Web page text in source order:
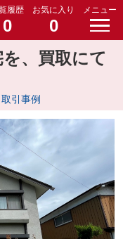
履歴
0
お気に入り
0
メニュー
、買取にて
引事例